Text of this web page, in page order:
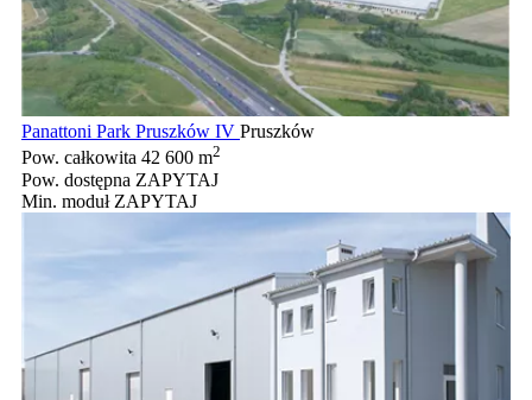
Panattoni Park Pruszków IV Pruszków
Pow. całkowita 42 600 m2
Pow. dostępna ZAPYTAJ
Min. moduł ZAPYTAJ